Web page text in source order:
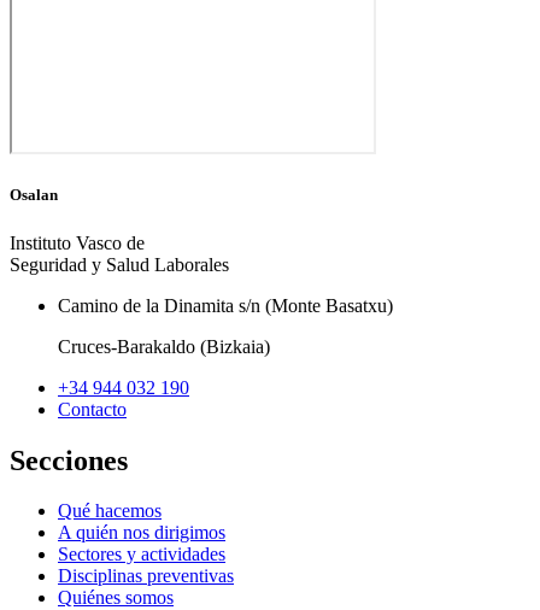
Osalan
Instituto Vasco de
Seguridad y Salud Laborales
Camino de la Dinamita s/n (Monte Basatxu)
Cruces-Barakaldo (Bizkaia)
+34 944 032 190
Contacto
Secciones
Qué hacemos
A quién nos dirigimos
Sectores y actividades
Disciplinas preventivas
Quiénes somos